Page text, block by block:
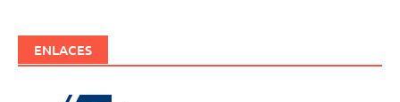
ENLACES